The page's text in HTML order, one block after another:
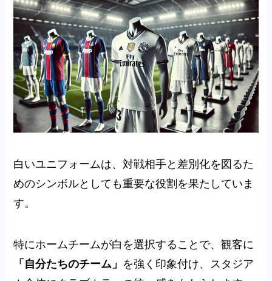
白いユニフォームは、対戦相手と差別化を図るた
めのシンボルとしても重要な役割を果たしていま
す。
特にホームチームが白を選択することで、観客に
「自分たちのチーム」 を強く印象付け、スタジア